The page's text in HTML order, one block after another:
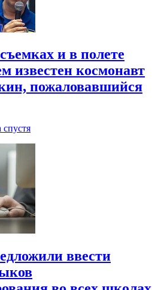
и в полете
известен космонавт
пожаловавшийся
спустя
ввести